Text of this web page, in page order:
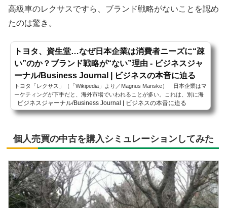
高級車のレクサスですら、ブランド戦略がないことを認め
たのは驚き。
トヨタ、資生堂…なぜ日本企業は消費者ニーズに“疎
い”のか？ブランド戦略が“ない”理由 - ビジネスジャ
ーナル/Business Journal | ビジネスの本音に迫る
トヨタ「レクサス」（「Wikipedia」より／Magnus Manske） 日本企業はマ
ーケティングが下手だと、海外市場でいわれることが多い。これは、別に海
外…
ビジネスジャーナル/Business Journal | ビジネスの本音に迫る
個人売買の中古を購入シミュレーションしてみた